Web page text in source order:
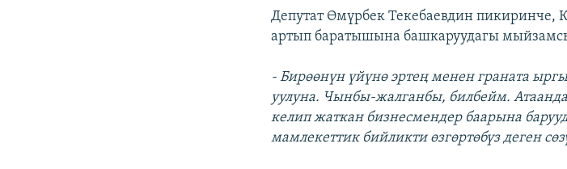
Депутат Өмүрбек Текебаевдин пикиринче,
артып баратышына башкаруудагы
- Бирөөнүн үйүнө эртең менен граната
уулуна. Чынбы-жалганбы, билбейм.
келип жаткан бизнесмендер баарына
мамлекеттик бийликти өзгөртөбүз деген